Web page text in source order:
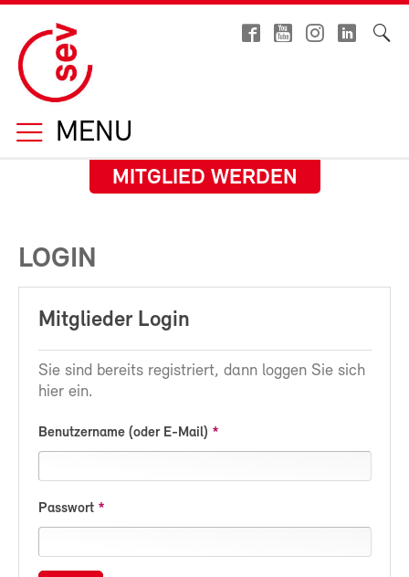
MENU
MITGLIED WERDEN
LOGIN
Mitglieder Login
Sie sind bereits registriert, dann loggen Sie sich
hier ein.
Benutzername (oder E-Mail)
Passwort